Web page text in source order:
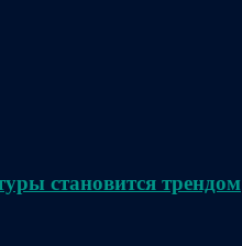
становится трендом